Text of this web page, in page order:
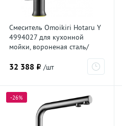
Смеситель Omoikiri Hotaru Y
4994027 для кухонной
мойки, вороненая сталь/
32 388 ₽ /шт
-26%